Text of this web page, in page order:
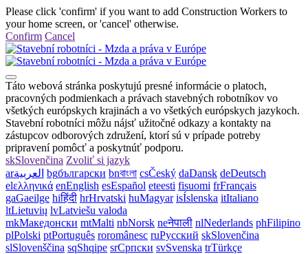
Please click 'confirm' if you want to add Construction Workers to
your home screen, or 'cancel' otherwise.
Confirm Cancel
Táto webová stránka poskytujú presné informácie o platoch,
pracovných podmienkach a právach stavebných robotníkov vo
všetkých európskych krajinách a vo všetkých európskych jazykoch.
Stavební robotníci môžu nájsť užitočné odkazy a kontakty na
zástupcov odborových združení, ktorí sú v prípade potreby
pripravení pomôcť a poskytnúť podporu.
skSlovenčina Zvoliť si jazyk
arالعربية bgбългарски bnবাংলা csČeský daDansk deDeutsch
elελληνικά enEnglish esEspañol eteesti fisuomi frFrançais
gaGaeilge hiहिंदी hrHrvatski huMagyar isÍslenska itItaliano
ltLietuvių lvLatviešu valoda
mkМакедонски mtMalti nbNorsk neनेपाली nlNederlands phFilipino
plPolski ptPortuguês roromânesc ruРусский skSlovenčina
slSlovenščina sqShqipe srСрпски svSvenska trTürkçe